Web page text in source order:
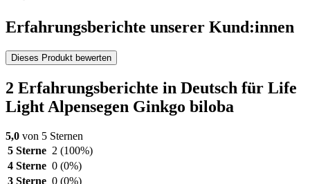
Erfahrungsberichte unserer Kund:innen
Dieses Produkt bewerten
2 Erfahrungsberichte in Deutsch für Life
Light Alpensegen Ginkgo biloba
5,0 von 5 Sternen
5 Sterne 2 (100%)
4 Sterne 0 (0%)
3 Sterne 0 (0%)